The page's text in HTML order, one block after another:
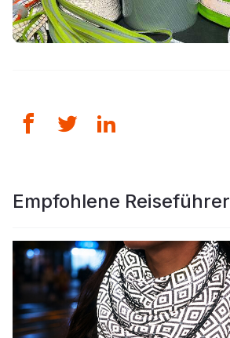
Empfohlene Reiseführer